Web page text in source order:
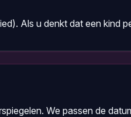
Als u denkt dat een kind
We passen de